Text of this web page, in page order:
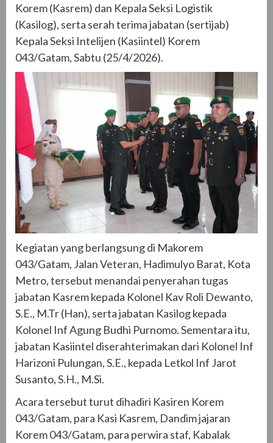
Korem (Kasrem) dan Kepala Seksi Logistik
(Kasilog), serta serah terima jabatan (sertijab)
Kepala Seksi Intelijen (Kasiintel) Korem
043/Gatam, Sabtu (25/4/2026).
Kegiatan yang berlangsung di Makorem
043/Gatam, Jalan Veteran, Hadimulyo Barat, Kota
Metro, tersebut menandai penyerahan tugas
jabatan Kasrem kepada Kolonel Kav Roli Dewanto,
S.E., M.Tr (Han), serta jabatan Kasilog kepada
Kolonel Inf Agung Budhi Purnomo. Sementara itu,
jabatan Kasiintel diserahterimakan dari Kolonel Inf
Harizoni Pulungan, S.E., kepada Letkol Inf Jarot
Susanto, S.H., M.Si.
Acara tersebut turut dihadiri Kasiren Korem
043/Gatam, para Kasi Kasrem, Dandim jajaran
Korem 043/Gatam, para perwira staf, Kabalak